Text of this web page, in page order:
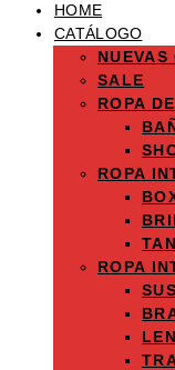
HOME
CATÁLOGO
NUEVAS
SALE
ROPA
ROPA
ROPA